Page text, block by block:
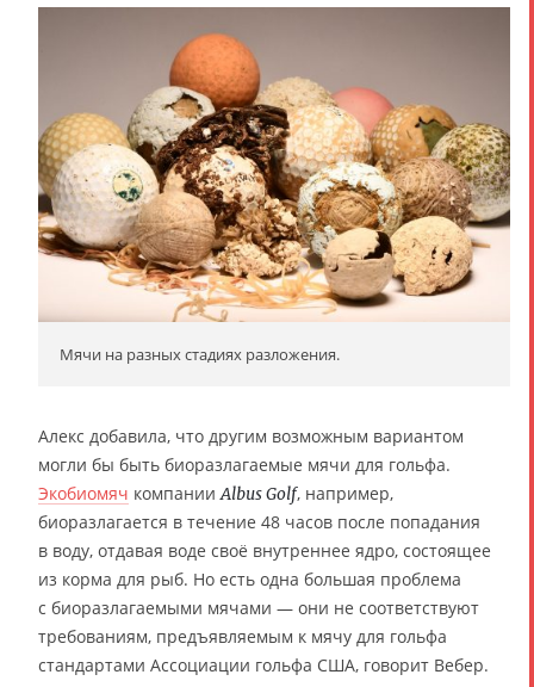
Мячи на разных стадиях разложения.
Алекс добавила, что другим возможным вариантом
могли бы быть биоразлагаемые мячи для гольфа.
Экобиомяч компанииAlbus Golf, например,
биоразлагается в течение 48 часов после попадания
в воду, отдавая воде своё внутреннее ядро, состоящее
из корма для рыб. Но есть одна большая проблема
с биоразлагаемыми мячами — они не соответствуют
требованиям, предъявляемым к мячу для гольфа
стандартами Ассоциации гольфа США, говорит Вебер.